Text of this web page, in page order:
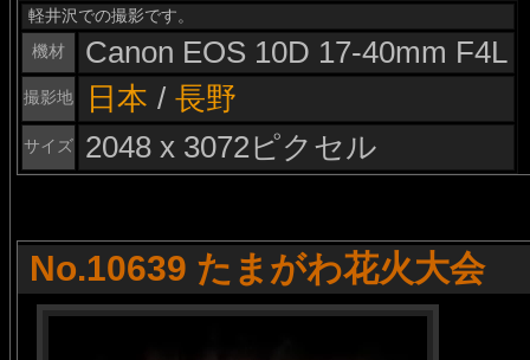
軽井沢での撮影です。
機材
Canon EOS 10D 17-40mm F4L
撮影地 日本 / 長野
サイズ 2048 x 3072ピクセル
No.10639 たまがわ花火大会